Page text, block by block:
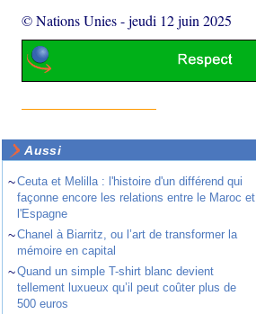
© Nations Unies-jeudi 12 juin 2025
Aussi
~Ceuta et Melilla : l'histoire d'un différend qui
façonne encore les relations entre le Maroc et
l'Espagne
~Chanel à Biarritz, ou l’art de transformer la
mémoire en capital
~Quand un simple T-shirt blanc devient
tellement luxueux qu’il peut coûter plus de
500 euros